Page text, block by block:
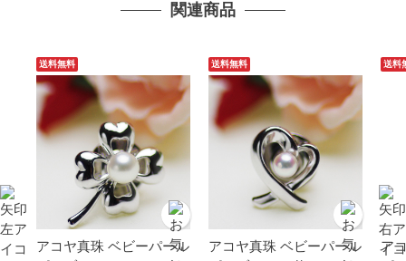
関連商品
送料無料
アコヤ真珠 ベビーパール
送料無料
アコヤ真珠 ベビーパール
送料
ア